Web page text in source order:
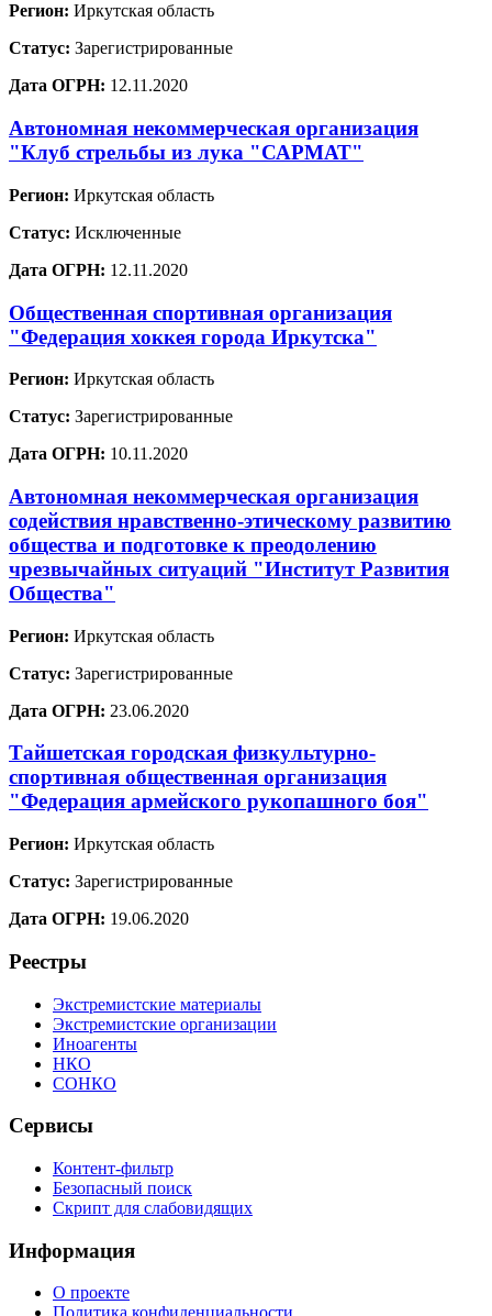
Регион: Иркутская область
Статус: Зарегистрированные
Дата ОГРН: 12.11.2020
Автономная некоммерческая организация
"Клуб стрельбы из лука "САРМАТ"
Регион: Иркутская область
Статус: Исключенные
Дата ОГРН: 12.11.2020
Общественная спортивная организация
"Федерация хоккея города Иркутска"
Регион: Иркутская область
Статус: Зарегистрированные
Дата ОГРН: 10.11.2020
Автономная некоммерческая организация
содействия нравственно-этическому развитию
общества и подготовке к преодолению
чрезвычайных ситуаций "Институт Развития
Общества"
Регион: Иркутская область
Статус: Зарегистрированные
Дата ОГРН: 23.06.2020
Тайшетская городская физкультурно-
спортивная общественная организация
"Федерация армейского рукопашного боя"
Регион: Иркутская область
Статус: Зарегистрированные
Дата ОГРН: 19.06.2020
Реестры
Экстремистские материалы
Экстремистские организации
Иноагенты
НКО
СОНКО
Сервисы
Контент-фильтр
Безопасный поиск
Скрипт для слабовидящих
Информация
О проекте